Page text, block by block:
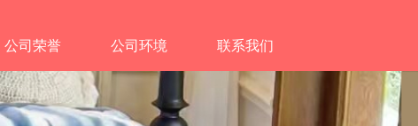
公司荣誉 公司环境 联系我们